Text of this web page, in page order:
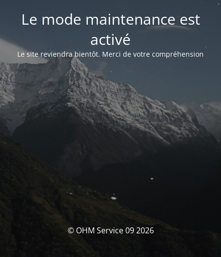
Le mode maintenance est
activé
Le site reviendra bientôt. Merci de votre compréhension
© OHM Service 09 2026